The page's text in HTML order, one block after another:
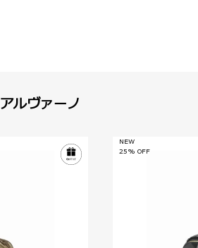
アルヴァーノ
25% OFF
NEW